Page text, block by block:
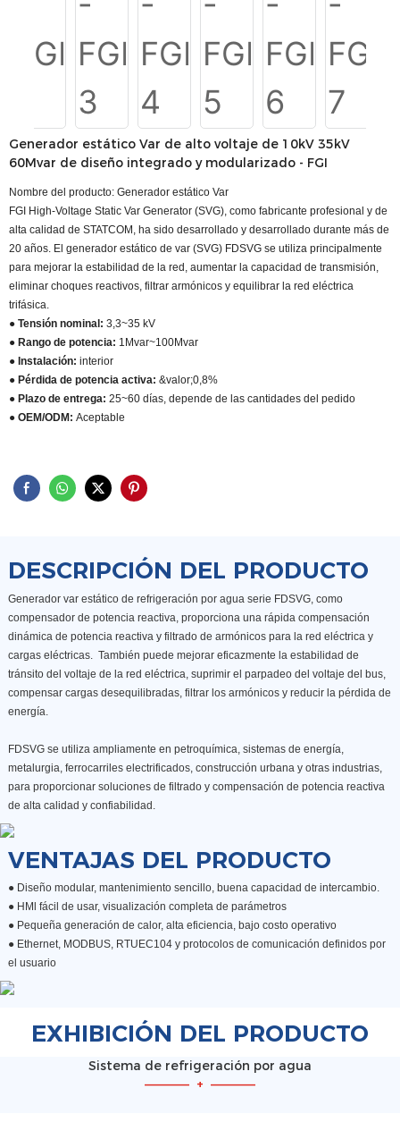
Generador estático Var de alto voltaje de 10kV 35kV
60Mvar de diseño integrado y modularizado - FGI
Nombre del producto: Generador estático Var
FGI High-Voltage Static Var Generator (SVG), como fabricante profesional y de
alta calidad de STATCOM, ha sido desarrollado y desarrollado durante más de
20 años. El generador estático de var (SVG) FDSVG se utiliza principalmente
para mejorar la estabilidad de la red, aumentar la capacidad de transmisión,
eliminar choques reactivos, filtrar armónicos y equilibrar la red eléctrica
trifásica.
● Tensión nominal: 3,3~35 kV
● Rango de potencia: 1Mvar~100Mvar
● Instalación: interior
● Pérdida de potencia activa: &valor;0,8%
● Plazo de entrega: 25~60 días, depende de las cantidades del pedido
● OEM/ODM: Aceptable
DESCRIPCIÓN DEL PRODUCTO
Generador var estático de refrigeración por agua serie FDSVG, como
compensador de potencia reactiva, proporciona una rápida compensación
dinámica de potencia reactiva y filtrado de armónicos para la red eléctrica y
cargas eléctricas. También puede mejorar eficazmente la estabilidad de
tránsito del voltaje de la red eléctrica, suprimir el parpadeo del voltaje del bus,
compensar cargas desequilibradas, filtrar los armónicos y reducir la pérdida de
energía.
FDSVG se utiliza ampliamente en petroquímica, sistemas de energía,
metalurgia, ferrocarriles electrificados, construcción urbana y otras industrias,
para proporcionar soluciones de filtrado y compensación de potencia reactiva
de alta calidad y confiabilidad.
VENTAJAS DEL PRODUCTO
● Diseño modular, mantenimiento sencillo, buena capacidad de intercambio.
● HMl fácil de usar, visualización completa de parámetros
● Pequeña generación de calor, alta eficiencia, bajo costo operativo
● Ethernet, MODBUS, RTUEC104 y protocolos de comunicación definidos por
el usuario
EXHIBICIÓN DEL PRODUCTO
Sistema de refrigeración por agua
————— + —————